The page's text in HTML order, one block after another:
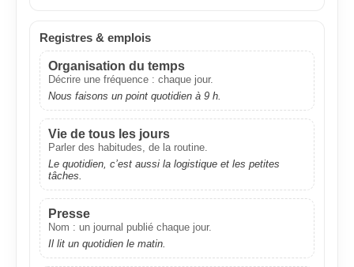
Registres & emplois
Organisation du temps
Décrire une fréquence : chaque jour.
Nous faisons un point quotidien à 9 h.
Vie de tous les jours
Parler des habitudes, de la routine.
Le quotidien, c’est aussi la logistique et les petites
tâches.
Presse
Nom : un journal publié chaque jour.
Il lit un quotidien le matin.